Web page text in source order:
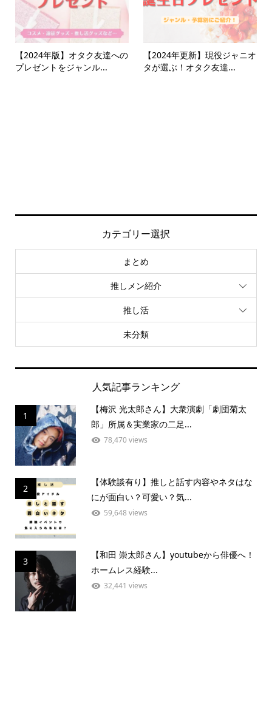
【2024年版】オタク友達への
プレゼントをジャンル...
【2024年更新】現役ジャニオ
タが選ぶ！オタク友達...
カテゴリー選択
まとめ
推しメン紹介
推し活
未分類
人気記事ランキング
1
【梅沢 光太郎さん】大衆演劇「劇団菊太
郎」所属＆実業家の二足...
78,470 views
2
【体験談有り】推しと話す内容やネタはな
にが面白い？可愛い？気...
59,648 views
3
【和田 崇太郎さん】youtubeから俳優へ！
ホームレス経験...
32,441 views